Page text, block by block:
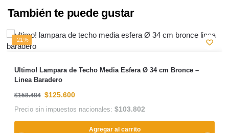
También te puede gustar
-21%
Ultimo! Lampara de Techo Media Esfera Ø 34 cm Bronce –
Linea Baradero
$158.484 $125.600
Precio sin impuestos nacionales: $103.802
Agregar al carrito